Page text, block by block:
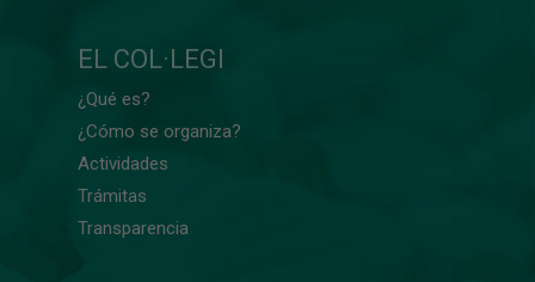
EL COL·LEGI
¿Qué es?
¿Cómo se organiza?
Actividades
Trámitas
Transparencia